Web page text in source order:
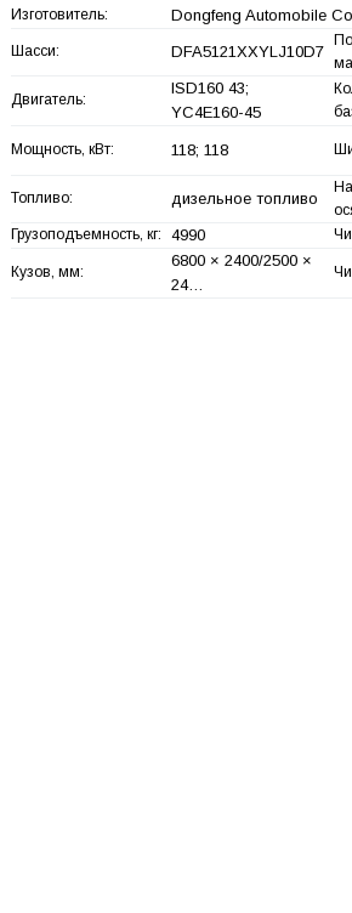
Изготовитель: Dongfeng Automobile
Шасси: DFA5121XXYLJ10D7
Двигатель:
ISD160 43;
YC4E160-45
Мощность, кВт: 118; 118
Топливо: дизельное топливо
Грузоподъемность, кг: 4990
Кузов, мм:
6800 × 2400/2500 ×
24…